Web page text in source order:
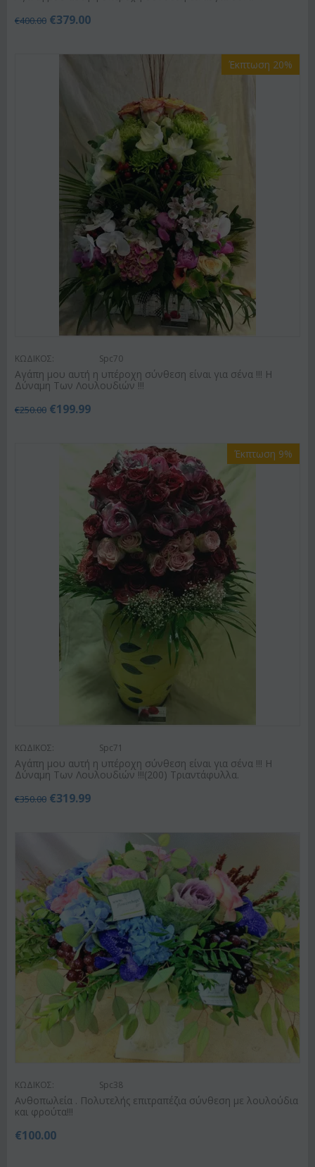
€400.00 €379.00
Έκπτωση 20%
ΚΩΔΙΚΟΣ: Spc70
Αγάπη μου αυτή η υπέροχη σύνθεση είναι για σένα !!! Η
Δύναμη Των Λουλουδιών !!!
€250.00 €199.99
Έκπτωση 9%
ΚΩΔΙΚΟΣ: Spc71
Αγάπη μου αυτή η υπέροχη σύνθεση είναι για σένα !!! Η
Δύναμη Των Λουλουδιών !!!(200) Τριαντάφυλλα.
€350.00 €319.99
ΚΩΔΙΚΟΣ: Spc38
Ανθοπωλεία . Πολυτελής επιτραπέζια σύνθεση με λουλούδια
και φρούτα!!!
€100.00